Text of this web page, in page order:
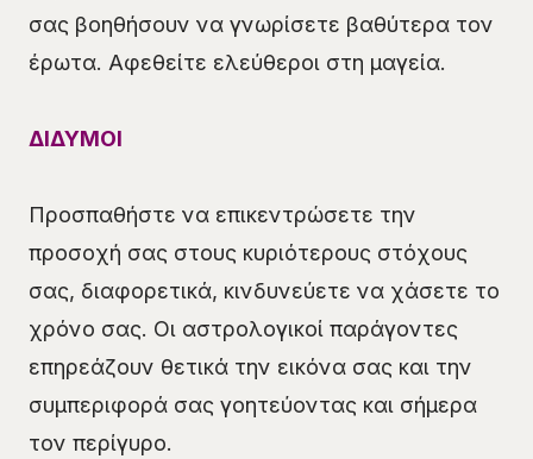
σας βοηθήσουν να γνωρίσετε βαθύτερα τον
έρωτα. Αφεθείτε ελεύθεροι στη μαγεία.
ΔΙΔΥΜΟΙ
Προσπαθήστε να επικεντρώσετε την
προσοχή σας στους κυριότερους στόχους
σας, διαφορετικά, κινδυνεύετε να χάσετε το
χρόνο σας. Οι αστρολογικοί παράγοντες
επηρεάζουν θετικά την εικόνα σας και την
συμπεριφορά σας γοητεύοντας και σήμερα
τον περίγυρο.